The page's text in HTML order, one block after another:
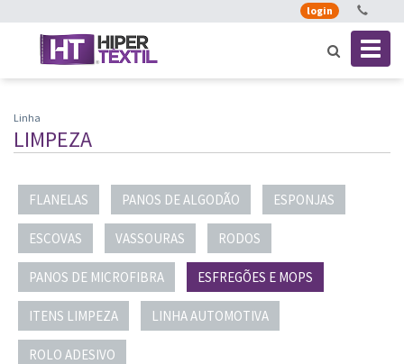
login
Linha
LIMPEZA
FLANELAS PANOS DE ALGODÃO ESPONJAS
ESCOVAS VASSOURAS RODOS
PANOS DE MICROFIBRA ESFREGÕES E MOPS
ITENS LIMPEZA LINHA AUTOMOTIVA
ROLO ADESIVO